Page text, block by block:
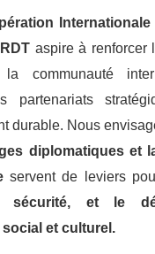
aspire à renforcer
communauté
partenariats
durable. Nous
diplomatiques et
servent de leviers
et le
et culturel.